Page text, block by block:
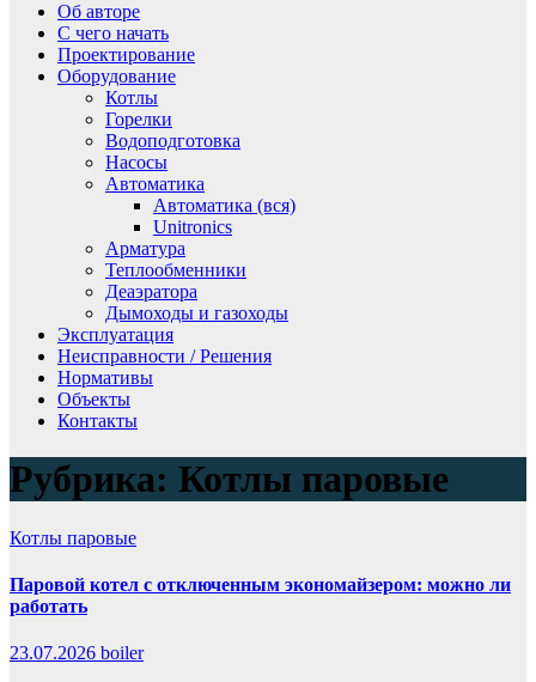
Об авторе
С чего начать
Проектирование
Оборудование
Котлы
Горелки
Водоподготовка
Насосы
Автоматика
Автоматика (вся)
Unitronics
Арматура
Теплообменники
Деаэратора
Дымоходы и газоходы
Эксплуатация
Неисправности / Решения
Нормативы
Объекты
Контакты
Рубрика: Котлы паровые
Котлы паровые
Паровой котел с отключенным экономайзером: можно ли
работать
23.07.2026 boiler